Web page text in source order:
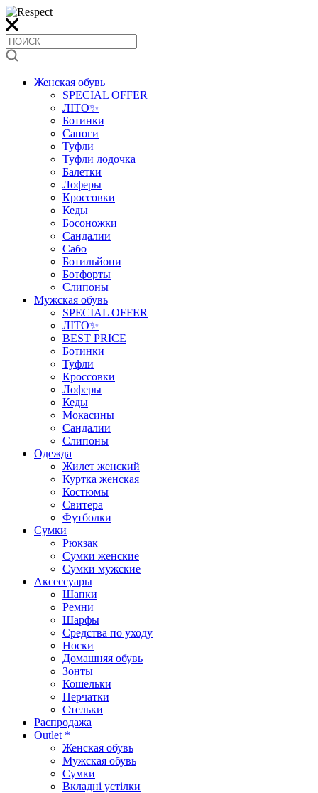
Женская обувь
SPECIAL OFFER
ЛІТО✨
Ботинки
Сапоги
Туфли
Туфли лодочка
Балетки
Лоферы
Кроссовки
Кеды
Босоножки
Сандалии
Сабо
Ботильйони
Ботфорты
Слипоны
Мужская обувь
SPECIAL OFFER
ЛІТО✨
BEST PRICE
Ботинки
Туфли
Кроссовки
Лоферы
Кеды
Мокасины
Сандалии
Слипоны
Одежда
Жилет женский
Куртка женская
Костюмы
Свитера
Футболки
Сумки
Рюкзак
Сумки женские
Сумки мужские
Аксеcсуары
Шапки
Ремни
Шарфы
Средства по уходу
Носки
Домашняя обувь
Зонты
Кошельки
Перчатки
Стельки
Распродажа
Outlet *
Женская обувь
Мужская обувь
Сумки
Вкладні устілки